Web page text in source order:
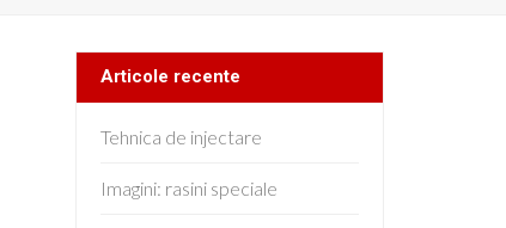
Articole recente
Tehnica de injectare
Imagini: rasini speciale